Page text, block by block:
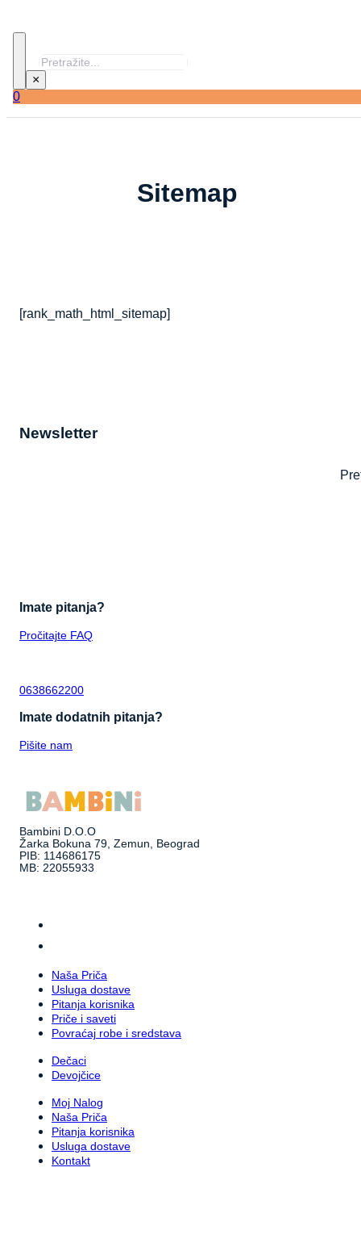
Pretraga
×
0
Sitemap
[rank_math_html_sitemap]
Newsletter
Imate pitanja?
Pročitajte FAQ
0638662200
Imate dodatnih pitanja?
Pišite nam
Bambini D.O.O
Žarka Bokuna 79, Zemun, Beograd
PIB: 114686175
MB: 22055933
Naša Priča
Usluga dostave
Pitanja korisnika
Priče i saveti
Povraćaj robe i sredstava
Dečaci
Devojčice
Moj Nalog
Naša Priča
Pitanja korisnika
Usluga dostave
Kontakt